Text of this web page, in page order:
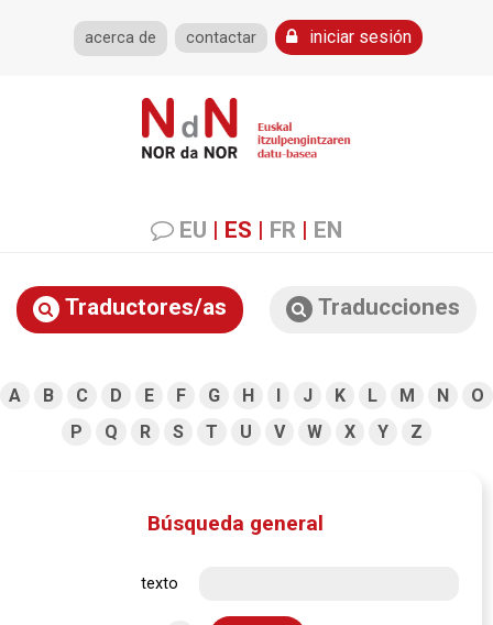
acerca de contactar iniciar sesión
EU | ES | FR | EN
Traductores/as Traducciones
A B C D E F G H I J K L M N
O
P
Q R S T U V W X Y Z
Búsqueda general
texto